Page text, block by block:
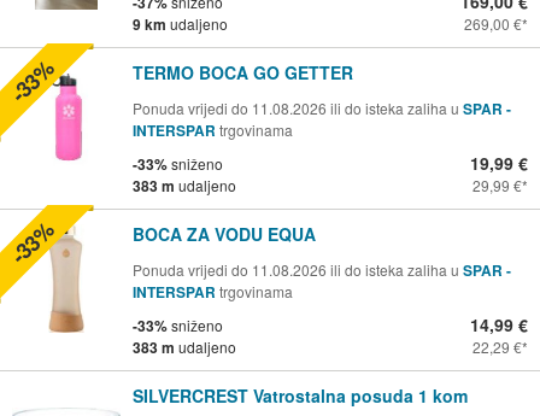
9 km udaljeno 269,00 €
TERMO BOCA GO GETTER
Ponuda vrijedi do 11.08.2026 ili do isteka zaliha u SPAR -
INTERSPAR trgovinama
-33%sniženo
383 m udaljeno
19,99 €
29,99 €
-33%
BOCA ZA VODU EQUA
Ponuda vrijedi do 11.08.2026 ili do isteka zaliha u SPAR -
INTERSPAR trgovinama
-33%sniženo
383 m udaljeno
14,99 €
22,29 €
-33%
SILVERCREST Vatrostalna posuda 1 kom